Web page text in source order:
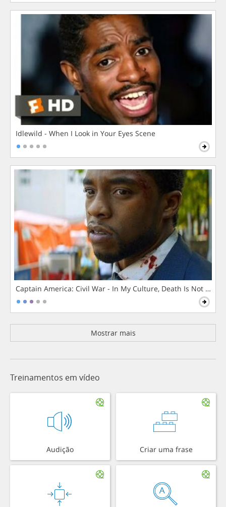
Idlewild - When I Look in Your Eyes Scene
Captain America: Civil War - In My Culture, Death Is Not The
Mostrar mais
Treinamentos em vídeo
Audição Criar uma frase